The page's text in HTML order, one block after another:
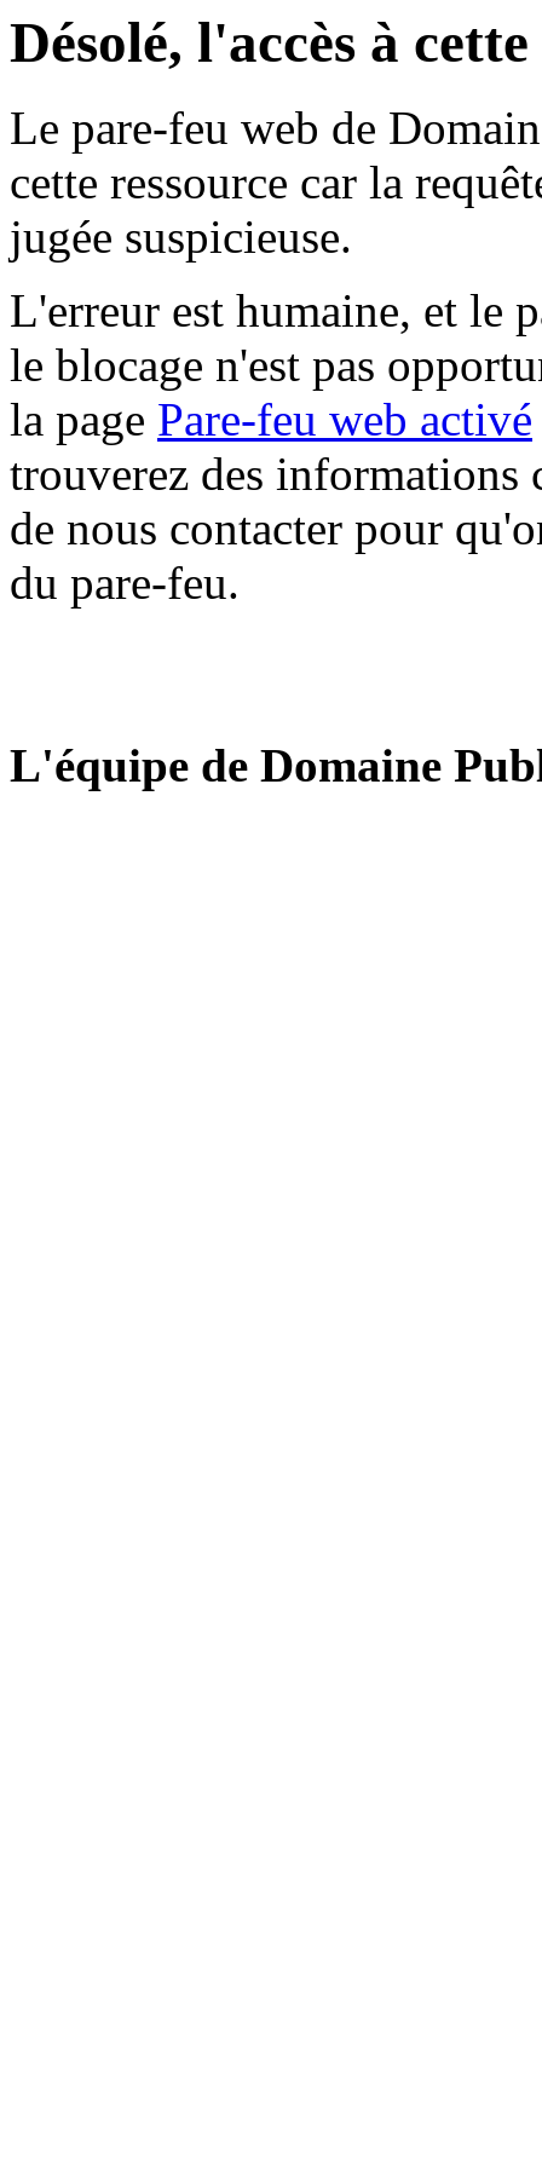
Désolé, l'accès à
Le pare-feu web de
cette ressource car la
jugée suspicieuse.
L'erreur est humaine, et le
le blocage n'est pas
la page Pare-feu web activé
trouverez des informations
de nous contacter pour
du pare-feu.
L'équipe de Domaine